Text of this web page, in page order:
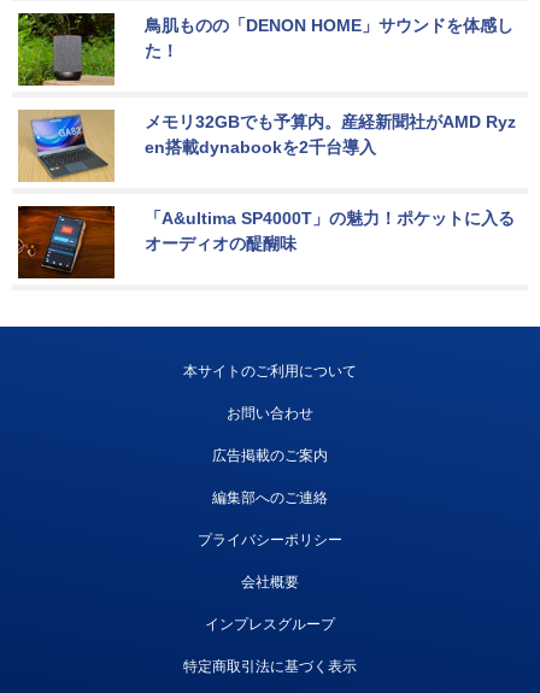
鳥肌ものの「DENON HOME」サウンドを体感し
た！
メモリ32GBでも予算内。産経新聞社がAMD Ryz
en搭載dynabookを2千台導入
「A&ultima SP4000T」の魅力！ポケットに入る
オーディオの醍醐味
本サイトのご利用について
お問い合わせ
広告掲載のご案内
編集部へのご連絡
プライバシーポリシー
会社概要
インプレスグループ
特定商取引法に基づく表示